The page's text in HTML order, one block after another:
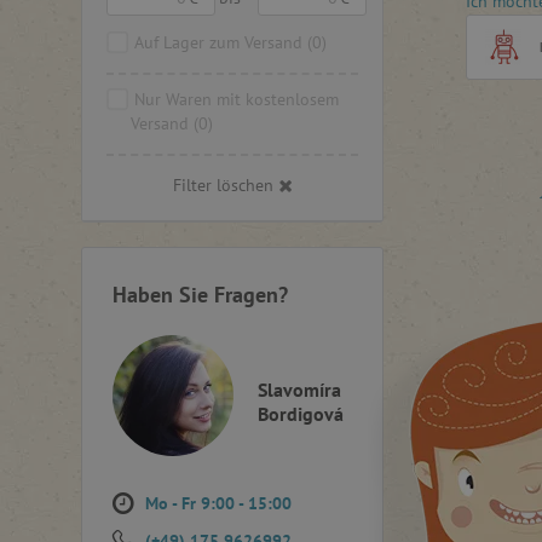
Auf Lager zum Versand (0)
Nur Waren mit kostenlosem
Versand (0)
Filter löschen
Haben Sie Fragen?
Slavomíra
Bordigová
Mo - Fr 9:00 - 15:00